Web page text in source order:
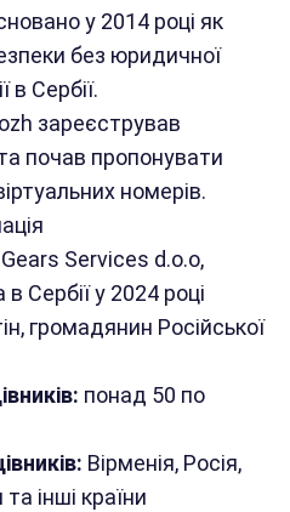
у 2014 році як
без юридичної
в Сербії.
зареєстрував
почав пропонувати
номерів.
Services d.o.o,
Сербії у 2024 році
громадянин Російської
понад 50 по
Вірменія, Росія,
інші країни